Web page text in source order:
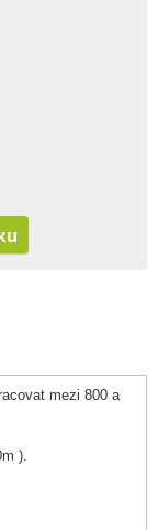
mezi 800 a
).